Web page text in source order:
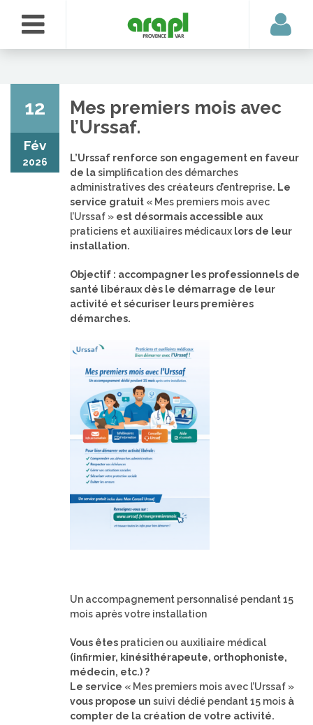
12
Fév
2026
Mes premiers mois avec
l’Urssaf.
L’Urssaf renforce son engagement en faveur
de lasimplification des démarches
administratives des créateurs d’entreprise. Le
service gratuit « Mes premiers mois avec
l’Urssaf » est désormais accessible aux
praticiens et auxiliaires médicaux lors de leur
installation.
Objectif : accompagner les professionnels de
santé libéraux dès le démarrage de leur
activité et sécuriser leurs premières
démarches.
Un accompagnement personnalisé pendant 15
mois après votre installation
Vous êtes praticien ou auxiliaire médical
(infirmier, kinésithérapeute, orthophoniste,
médecin, etc.) ?
Le service « Mes premiers mois avec l’Urssaf »
vous propose un suivi dédié pendant 15 mois à
compter de la création de votre activité.